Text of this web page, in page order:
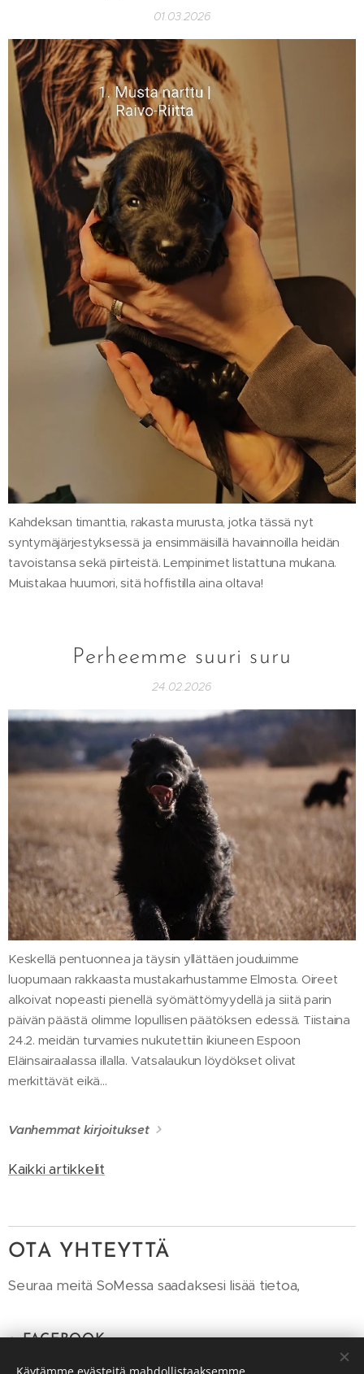
01.03.2026
Kahdeksan timanttia, rakasta murusta, jotka tässä nyt
syntymäjärjestyksessä ja ensimmäisillä havainnoilla heidän
tavoistansa sekä piirteistä. Lempinimet listattuna mukana.
Muistakaa huumori, sitä hoffistilla aina oltava!
Perheemme suuri suru
24.02.2026
Keskellä pentuonnea ja täysin yllättäen jouduimme
luopumaan rakkaasta mustakarhustamme Elmosta. Oireet
alkoivat nopeasti pienellä syömättömyydellä ja siitä parin
päivän päästä olimme lopullisen päätöksen edessä. Tiistaina
24.2. meidän turvamies nukutettiin ikiuneen Espoon
Eläinsairaalassa illalla. Vatsalaukun löydökset olivat
merkittävät eikä...
Vanhemmat kirjoitukset
Kaikki artikkelit
OTA YHTEYTTÄ
Seuraa meitä SoMessa saadaksesi lisää tietoa,
+FACEBOOK